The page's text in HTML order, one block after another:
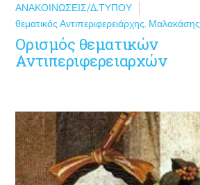
ΑΝΑΚΟΙΝΏΣΕΙΣ/Δ.ΤΎΠΟΥ
θεματικός Αντιπεριφερειάρχης, Μαλακάσης
Ορισμός θεματικών
Αντιπεριφερειαρχών